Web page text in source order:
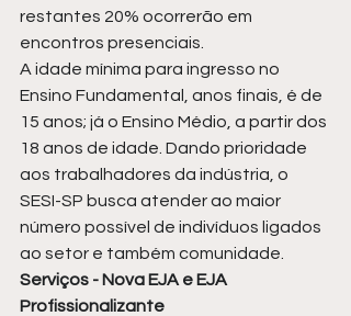
restantes 20% ocorrerão em
encontros presenciais.
A idade mínima para ingresso no
Ensino Fundamental, anos finais, é de
15 anos; já o Ensino Médio, a partir dos
18 anos de idade. Dando prioridade
aos trabalhadores da indústria, o
SESI-SP busca atender ao maior
número possível de indivíduos ligados
ao setor e também comunidade.
Serviços - Nova EJA e EJA
Profissionalizante